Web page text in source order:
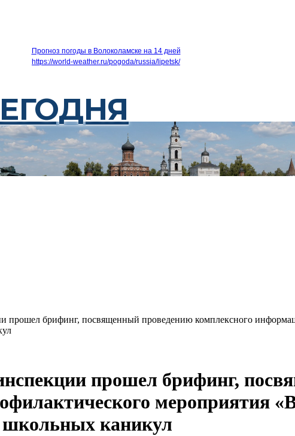
Прогноз погоды в Волоколамске на 14 дней
https://world-weather.ru/pogoda/russia/lipetsk/
прошел брифинг, посвященный проведению комплексного
прошел брифинг,
мероприятия
школьных каникул